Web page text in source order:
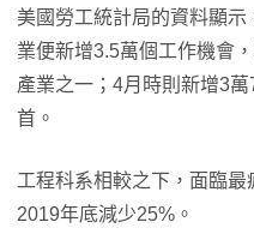
美國勞工統計局的資料顯
業便新增3.5萬個工作機會
產業之一；4月時則新增3
首。
工程科系相較之下，面臨
2019年底減少25%。